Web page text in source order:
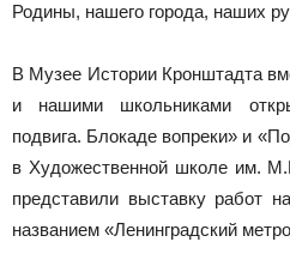
Родины, нашего города, наших
В Музее Истории Кронштадта
и нашими школьниками
подвига. Блокаде вопреки» и
в Художественной школе им.
представили выставку работ
названием «Ленинградский